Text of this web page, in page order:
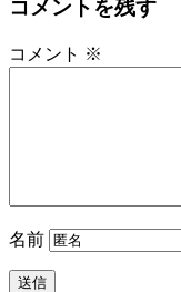
コメントを残す
コメント ※
名前